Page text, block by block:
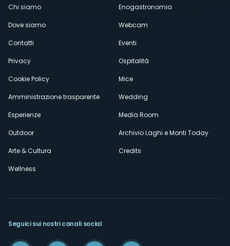
Menù
secondario
Chi siamo
Dove siamo
Contatti
Privacy
Cookie Policy
Amministrazione trasparente
Esperienze
Outdoor
Arte & Cultura
Wellness
Enogastronomia
Webcam
Eventi
Ospitalità
Mice
Wedding
Media Room
Archivio Laghi e Monti Today
Credits
Seguici sui nostri canali social